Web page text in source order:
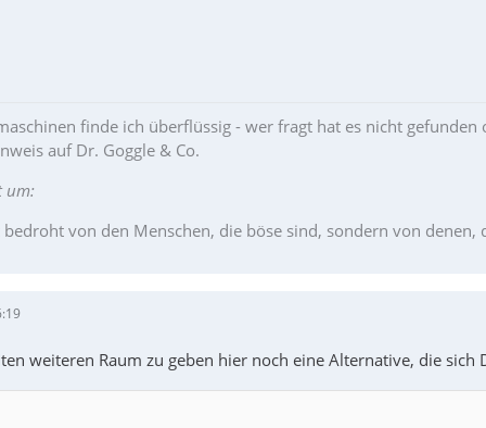
finde ich überflüssig - wer fragt hat es nicht
auf Dr. Goggle & Co.
um:
von den Menschen, die böse sind, sondern von denen,
weiteren Raum zu geben hier noch eine Alternative, die sich